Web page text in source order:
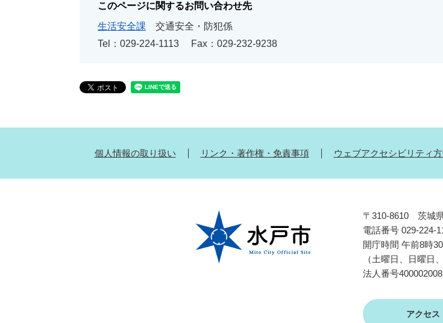
このページに関するお問い合わせ先
生活安全課
交通安全・防犯係
Tel：029-224-1113
Fax：029-232-9238
個人情報の取り扱い リンク・著作権・免責事項 ウェブアクセシビリティ
〒310-8610 茨城
電話番号 029-224-
開庁時間 午前8時
（土曜日、日曜日
法人番号
アクセス